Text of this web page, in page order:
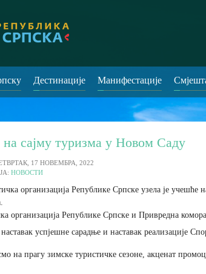
Дестинације Манифестације
сајму туризма у Новом Саду
17 НОВЕМБРА, 2022
НОВОСТИ
организација Републике Српске узела је
организација Републике Српске и Привредна
успјешне сарадње и наставак реализације
на прагу зимске туристичке сезоне, акценат